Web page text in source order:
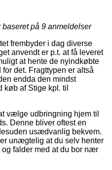
baseret på 9 anmeldelser
frembyder i dag diverse
anvendt er p.t. at få leveret
at hente de nyindkøbte
det. Fragttypen er altså
endda den mindst
køb af Stige kpl. til
vælge udbringning hjem til
Denne bliver oftest en
usædvanlig bekvem.
unægtelig at du selv henter
falder med at du bor nær